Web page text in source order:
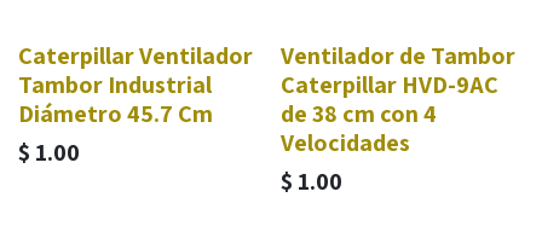
Caterpillar Ventilador
Tambor Industrial
Diámetro 45.7 Cm
$ 1.00
Ventilador de Tambor
Caterpillar HVD-9AC
de 38 cm con 4
Velocidades
$ 1.00